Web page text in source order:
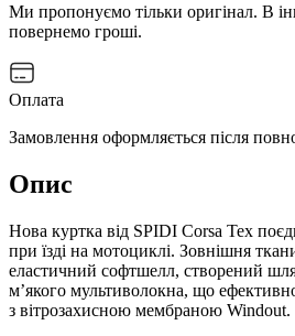
Ми пропонуємо тільки оригінал. В
повернемо гроші.
Оплата
Замовлення оформляється після
Опис
Нова куртка від SPIDI Corsa Tex
при їзді на мотоциклі. Зовнішня
еластичний софтшелл, створений
м’якого мультиволокна, що
з вітрозахисною мембраною Windout.